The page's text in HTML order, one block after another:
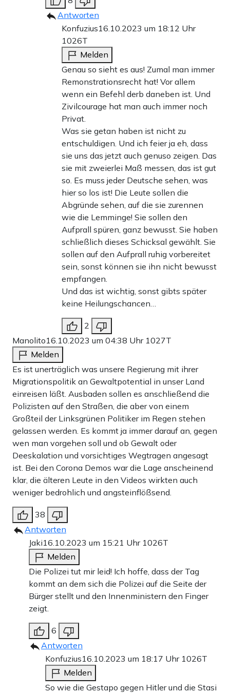
Antworten
Konfuzius16.10.2023 um 18:12 Uhr
1026T
Melden
Genau so sieht es aus! Zumal man immer
Remonstrationsrecht hat! Vor allem
wenn ein Befehl derb daneben ist. Und
Zivilcourage hat man auch immer noch
Privat.
Was sie getan haben ist nicht zu
entschuldigen. Und ich feier ja eh, dass
sie uns das jetzt auch genuso zeigen. Das
sie mit zweierlei Maß messen, das ist gut
so. Es muss jeder Deutsche sehen, was
hier so los ist! Die Leute sollen die
Abgründe sehen, auf die sie zurennen
wie die Lemminge! Sie sollen den
Aufprall spüren, ganz bewusst. Sie haben
schließlich dieses Schicksal gewählt. Sie
sollen auf den Aufprall ruhig vorbereitet
sein, sonst können sie ihn nicht bewusst
empfangen.
Und das ist wichtig, sonst gibts später
keine Heilungschancen…
2
Manolito16.10.2023 um 04:38 Uhr 1027T
Melden
Es ist unerträglich was unsere Regierung mit ihrer
Migrationspolitik an Gewaltpotential in unser Land
einreisen läßt. Ausbaden sollen es anschließend die
Polizisten auf den Straßen, die aber von einem
Großteil der Linksgrünen Politiker im Regen stehen
gelassen werden. Es kommt ja immer darauf an, gegen
wen man vorgehen soll und ob Gewalt oder
Deeskalation und vorsichtiges Wegtragen angesagt
ist. Bei den Corona Demos war die Lage anscheinend
klar, die älteren Leute in den Videos wirkten auch
weniger bedrohlich und angsteinflößsend.
38
Antworten
Jaki16.10.2023 um 15:21 Uhr 1026T
Melden
Die Polizei tut mir leid! Ich hoffe, dass der Tag
kommt an dem sich die Polizei auf die Seite der
Bürger stellt und den Innenministern den Finger
zeigt.
6
Antworten
Konfuzius16.10.2023 um 18:17 Uhr 1026T
Melden
So wie die Gestapo gegen Hitler und die Stasi